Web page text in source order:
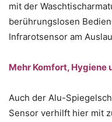
mit der
berührungslosen
Infrarotsensor am
Mehr Komfort, Hygiene
Auch der Alu-
Sensor verhilft hier mit